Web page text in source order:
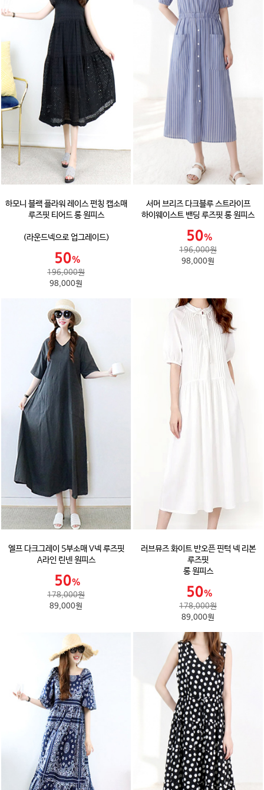
하모니 블랙 플라워 레이스 펀칭 캡소매
루즈핏 티어드 롱 원피스
(라운드넥으로 업그레이드)
196,000원
98,000원
서머 브리즈 다크블루 스트라이프
하이웨이스트 밴딩 루즈핏 롱 원피스
196,000원
98,000원
엘프 다크그레이 5부소매 V넥 루즈핏
A라인 린넨 원피스
178,000원
89,000원
러브뮤즈 화이트 반오픈 핀턱 넥 리본
루즈핏
롱 원피스
178,000원
89,000원